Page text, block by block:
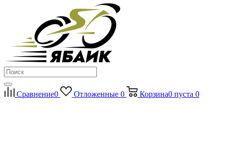
Сравнение0 Отложенные 0 Корзина0 пуста 0